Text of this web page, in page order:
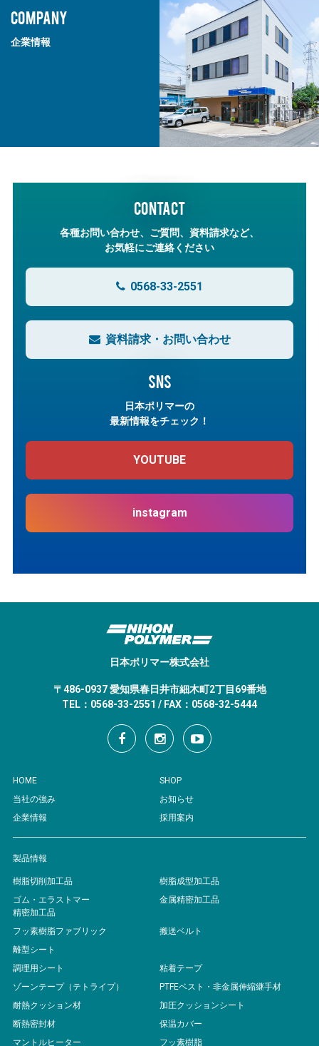
COMPANY
企業情報
CONTACT
各種お問い合わせ、ご質問、資料請求など、
お気軽にご連絡ください
0568-33-2551
資料請求・お問い合わせ
SNS
日本ポリマーの
最新情報をチェック！
YOUTUBE
instagram
日本ポリマー株式会社
〒486-0937 愛知県春日井市細木町2丁目69番地
TEL：0568-33-2551 / FAX：0568-32-5444
HOME
SHOP
当社の強み
お知らせ
企業情報
採用案内
製品情報
樹脂切削加工品
樹脂成型加工品
ゴム・エラストマー
精密加工品
金属精密加工品
フッ素樹脂ファブリック
搬送ベルト
離型シート
調理用シート
粘着テープ
ゾーンテープ（テトライプ）
PTFEベスト・非金属伸縮継手材
耐熱クッション材
加圧クッションシート
断熱密封材
保温カバー
マントルヒーター
フッ素樹脂